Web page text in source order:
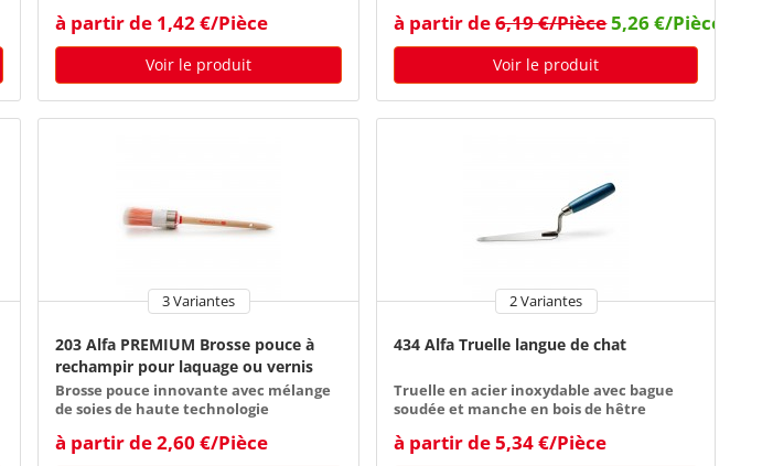
à partir de 1,42 €/Pièce
Voir le produit
à partir de6,19 €/Pièce5,26 €/Pièce
Voir le produit
3 Variantes
203 Alfa PREMIUM Brosse pouce à
rechampir pour laquage ou vernis
Brosse pouce innovante avec mélange
de soies de haute technologie
à partir de 2,60 €/Pièce
2 Variantes
434 Alfa Truelle langue de chat
Truelle en acier inoxydable avec bague
soudée et manche en bois de hêtre
à partir de 5,34 €/Pièce